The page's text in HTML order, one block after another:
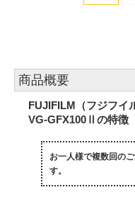
商品概要
FUJIFILM（フジフイ
VG-GFX100Ⅱの特徴
お一人様で複数回の
す。